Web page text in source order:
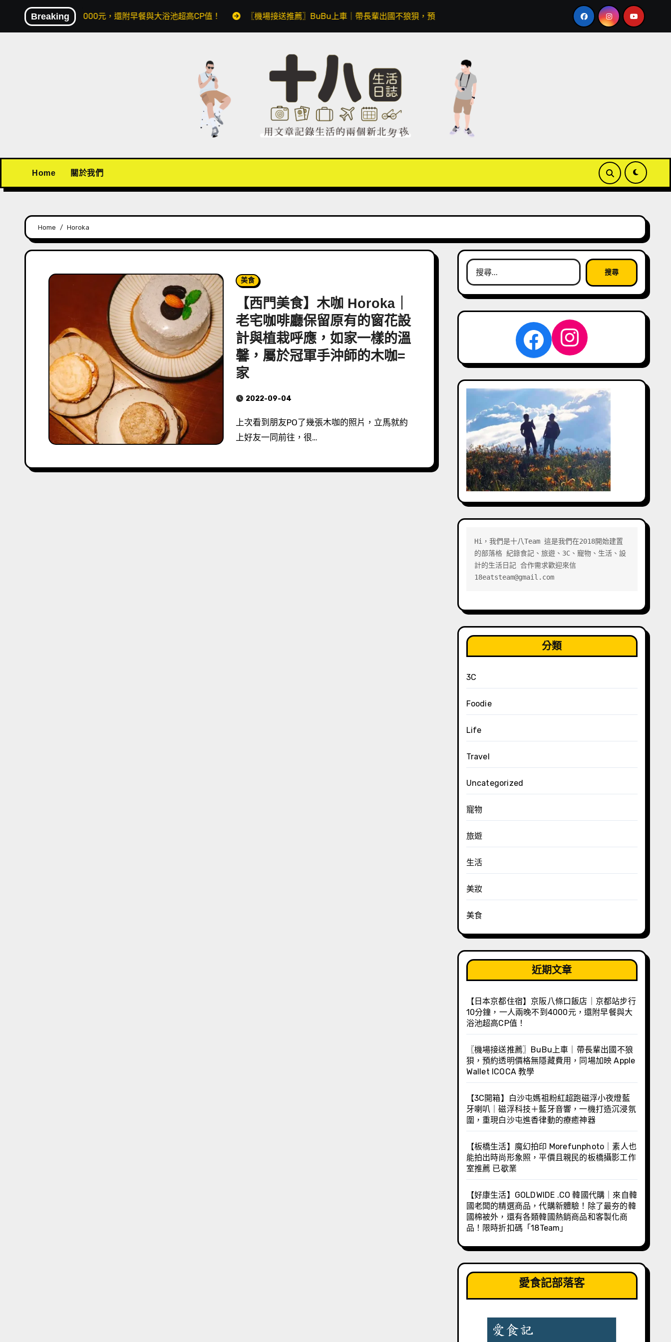
content
Breaking
兩晚不到4000元，還附早餐與大浴池超高CP值！ 〖機場接送推薦〗BuBu上車｜帶長輩出國不狼狽，預約透明價格無隱藏費用，同場加映 Apple Wallet ICOCA 教學 【3C開箱
Home 關於我們
Home Horoka
美食
【西門美食】木咖 Horoka｜
老宅咖啡廳保留原有的窗花設
計與植栽呼應，如家一樣的溫
馨，屬於冠軍手沖師的木咖=
家
2022-09-04
上次看到朋友PO了幾張木咖的照片，立馬就約
上好友一同前往，很…
搜
尋
關
Facebook
Hi，我們是十八Team 這是我們在2018開始建置
的部落格 紀錄食記、旅遊、3C、寵物、生活、設
計的生活日記 合作需求歡迎來信
18eatsteam@gmail.com
分類
3C
Foodie
Life
Travel
Uncategorized
寵物
旅遊
生活
美妝
美食
近期文章
【日本京都住宿】京阪八條口飯店｜京都站步行
10分鐘，一人兩晚不到4000元，還附早餐與大
浴池超高CP值！
〖機場接送推薦〗BuBu上車｜帶長輩出國不狼
狽，預約透明價格無隱藏費用，同場加映 Apple
Wallet ICOCA 教學
【3C開箱】白沙屯媽祖粉紅超跑磁浮小夜燈藍
牙喇叭｜磁浮科技＋藍牙音響，一機打造沉浸氛
圍，重現白沙屯進香律動的療癒神器
【板橋生活】魔幻拍印 Morefunphoto｜素人也
能拍出時尚形象照，平價且親民的板橋攝影工作
室推薦 已歇業
【好康生活】GOLDWIDE .CO 韓國代購｜來自韓
國老闆的精選商品，代購新體驗！除了最夯的韓
國棉被外，還有各類韓國熱銷商品和客製化商
品！限時折扣碼「18Team」
愛食記部落客